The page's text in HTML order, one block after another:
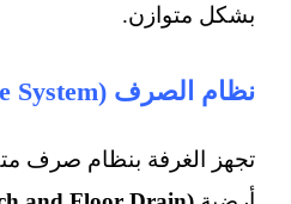
بشكل متوازن.
نظام الصرف (Drainage System)
تجهز الغرفة بنظام صرف